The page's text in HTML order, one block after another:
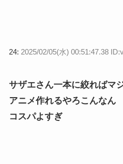
24: 2025/02/05(水) 00:51:47.38
サザエさん一本に絞ればマ
アニメ作れるやろこんなん
コスパよすぎ